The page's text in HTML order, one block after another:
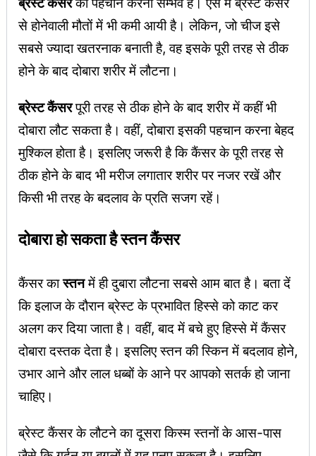
से होनेवाली मौतों में भी कमी आयी है। लेकिन, जो चीज इसे
सबसे ज्यादा खतरनाक बनाती है, वह इसके पूरी तरह से ठीक
होने के बाद दोबारा शरीर में लौटना।
ब्रेस्ट कैंसरपूरी तरह से ठीक होने के बाद शरीर में कहीं भी
दोबारा लौट सकता है। वहीं, दोबारा इसकी पहचान करना बेहद
मुश्किल होता है। इसलिए जरूरी है कि कैंसर के पूरी तरह से
ठीक होने के बाद भी मरीज लगातार शरीर पर नजर रखें और
किसी भी तरह के बदलाव के प्रति सजग रहें।
दोबारा हो सकता है स्तन कैंसर
कैंसर कास्तनमें ही दुबारा लौटना सबसे आम बात है। बता दें
कि इलाज के दौरान ब्रेस्ट के प्रभावित हिस्से को काट कर
अलग कर दिया जाता है। वहीं, बाद में बचे हुए हिस्से में कैंसर
दोबारा दस्तक देता है। इसलिए स्तन की स्किन में बदलाव होने,
उभार आने और लाल धब्बों के आने पर आपको सतर्क हो जाना
चाहिए।
ब्रेस्ट कैंसर के लौटने का दूसरा किस्म स्तनों के आस-पास